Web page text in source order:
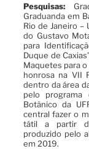
Pesquisas:
Graduanda em
Rio de Janeiro –
do Gustavo
para
Duque de
Maquetes para
honrosa na VII
dentro da área
pelo programa
Botânico da
central fazer o
tátil a partir
produzido pelo
em 2019.